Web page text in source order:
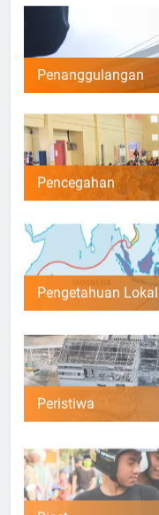
Penanggulangan
Pencegahan
Pengetahuan Lokal
Peristiwa
Riset